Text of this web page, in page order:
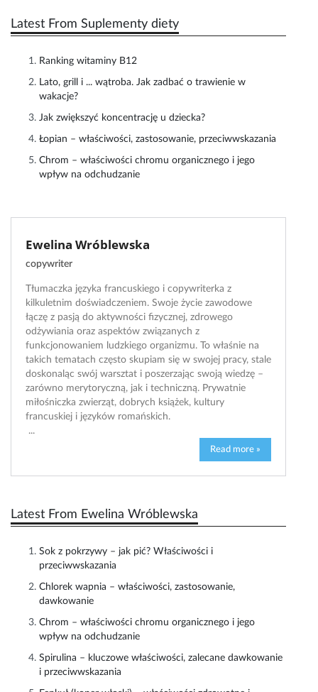
Latest From Suplementy diety
Ranking witaminy B12
Lato, grill i ... wątroba. Jak zadbać o trawienie w
wakacje?
Jak zwiększyć koncentrację u dziecka?
Łopian – właściwości, zastosowanie, przeciwwskazania
Chrom – właściwości chromu organicznego i jego
wpływ na odchudzanie
Ewelina Wróblewska
copywriter
Tłumaczka języka francuskiego i copywriterka z
kilkuletnim doświadczeniem. Swoje życie zawodowe
łączę z pasją do aktywności fizycznej, zdrowego
odżywiania oraz aspektów związanych z
funkcjonowaniem ludzkiego organizmu. To właśnie na
takich tematach często skupiam się w swojej pracy, stale
doskonaląc swój warsztat i poszerzając swoją wiedzę –
zarówno merytoryczną, jak i techniczną. Prywatnie
miłośniczka zwierząt, dobrych książek, kultury
francuskiej i języków romańskich.
...
Read more »
Latest From Ewelina Wróblewska
Sok z pokrzywy – jak pić? Właściwości i
przeciwwskazania
Chlorek wapnia – właściwości, zastosowanie,
dawkowanie
Chrom – właściwości chromu organicznego i jego
wpływ na odchudzanie
Spirulina – kluczowe właściwości, zalecane dawkowanie
i przeciwwskazania